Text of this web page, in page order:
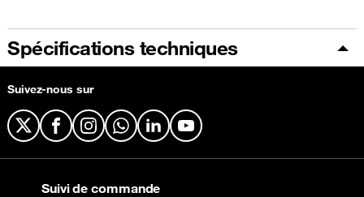
Spécifications techniques
Suivez-nous sur
X FacebookInstagramWhatsApp
LinkedInYouTube
Suivi de commande